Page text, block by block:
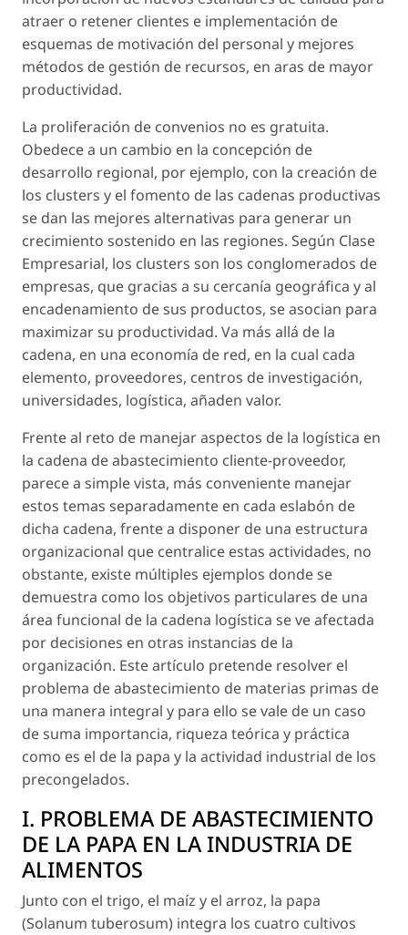
atraer o retener clientes e implementación de
esquemas de motivación del personal y mejores
métodos de gestión de recursos, en aras de mayor
productividad.
La proliferación de convenios no es gratuita.
Obedece a un cambio en la concepción de
desarrollo regional, por ejemplo, con la creación de
los clusters y el fomento de las cadenas productivas
se dan las mejores alternativas para generar un
crecimiento sostenido en las regiones. Según Clase
Empresarial, los clusters son los conglomerados de
empresas, que gracias a su cercanía geográfica y al
encadenamiento de sus productos, se asocian para
maximizar su productividad. Va más allá de la
cadena, en una economía de red, en la cual cada
elemento, proveedores, centros de investigación,
universidades, logística, añaden valor.
Frente al reto de manejar aspectos de la logística en
la cadena de abastecimiento cliente-proveedor,
parece a simple vista, más conveniente manejar
estos temas separadamente en cada eslabón de
dicha cadena, frente a disponer de una estructura
organizacional que centralice estas actividades, no
obstante, existe múltiples ejemplos donde se
demuestra como los objetivos particulares de una
área funcional de la cadena logística se ve afectada
por decisiones en otras instancias de la
organización. Este artículo pretende resolver el
problema de abastecimiento de materias primas de
una manera integral y para ello se vale de un caso
de suma importancia, riqueza teórica y práctica
como es el de la papa y la actividad industrial de los
precongelados.
I. PROBLEMA DE ABASTECIMIENTO
DE LA PAPA EN LA INDUSTRIA DE
ALIMENTOS
Junto con el trigo, el maíz y el arroz, la papa
(Solanum tuberosum) integra los cuatro cultivos